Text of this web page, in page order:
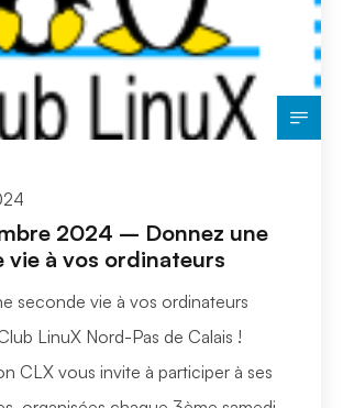
2024 – Donnez une
vie à vos ordinateurs
seconde vie à vos ordinateurs
LinuX Nord-Pas de Calais !
CLX vous invite à participer à ses